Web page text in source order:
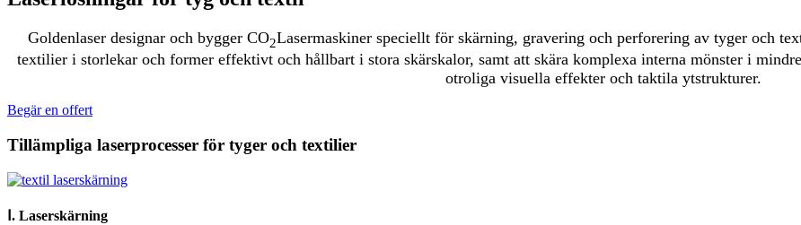
Goldenlaser designar och bygger CO2Lasermaskiner speciellt för skärning, gravering och perforering av tyger och
textilier i storlekar och former effektivt och hållbart i stora skärskalor, samt att skära komplexa interna mönster i
otroliga visuella effekter och taktila ytstrukturer.
Begär en offert
Tillämpliga laserprocesser för tyger och textilier
Ⅰ. Laserskärning